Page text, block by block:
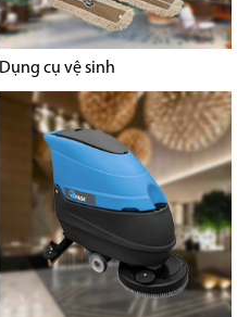
Dụng cụ vệ sinh